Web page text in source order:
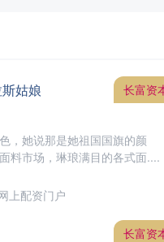
姑娘
，她说那是她祖国国旗的颜
料市场，琳琅满目的各式面....
长富资
上配资门户
长富资